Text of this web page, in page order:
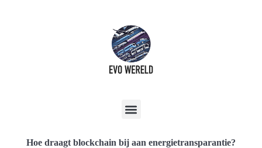
Hoe draagt blockchain bij aan energietransparantie?